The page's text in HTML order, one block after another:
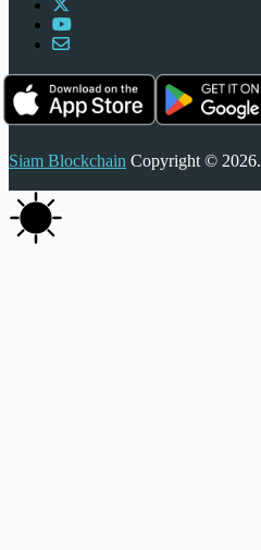
Siam Blockchain Copyright © 2026.